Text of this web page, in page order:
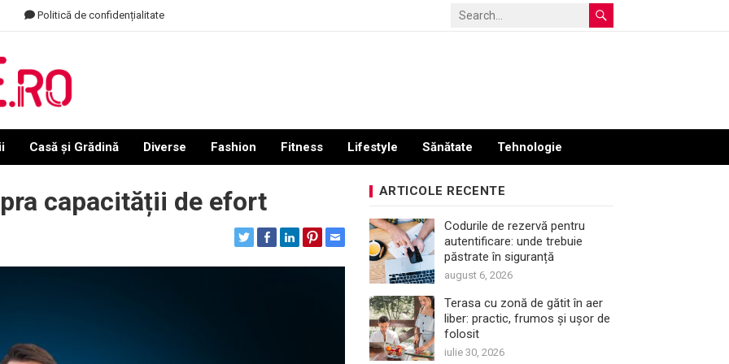
Politică de confidențialitate
Casă și Grădină Diverse Fashion Fitness Lifestyle Sănătate Tehnologie
capacității de efort ARTICOLE RECENTE
Codurile de rezervă pentru
autentificare: unde trebuie
păstrate în siguranță
august 6, 2026
Terasa cu zonă de gătit în aer
liber: practic, frumos și ușor de
folosit
iulie 30, 2026